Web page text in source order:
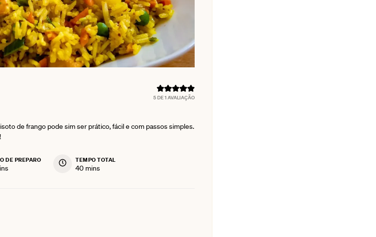
5DE 1 AVALIAÇÃO
de frango pode sim ser prático, fácil e com passos simples.
DE PREPARO TEMPO TOTAL
40minutes
mins